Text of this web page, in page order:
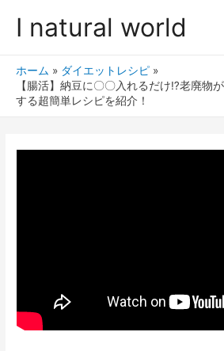
I natural world
ホーム
ダイエットレシピ
【腸活】納豆に〇〇入れるだけ⁉︎老廃物
する超簡単レシピを紹介！